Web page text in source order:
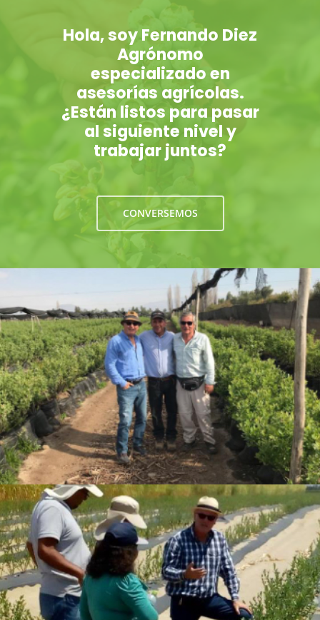
Hola, soy Fernando Diez
Agrónomo
especializado en
asesorías agrícolas.
¿Están listos para pasar
al siguiente nivel y
trabajar juntos?
CONVERSEMOS